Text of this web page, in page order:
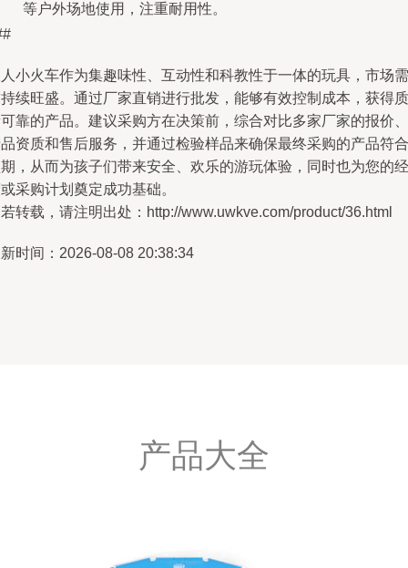
等户外场地使用，注重耐用性。
小火车作为集趣味性、互动性和科教性于一体的玩具，市场需
续旺盛。通过厂家直销进行批发，能够有效控制成本，获得质
靠的产品。建议采购方在决策前，综合对比多家厂家的报价、
资质和售后服务，并通过检验样品来确保最终采购的产品符合
，从而为孩子们带来安全、欢乐的游玩体验，同时也为您的经
采购计划奠定成功基础。
转载，请注明出处：http://www.uwkve.com/product/36.html
时间：2026-08-08 20:38:34
产品大全